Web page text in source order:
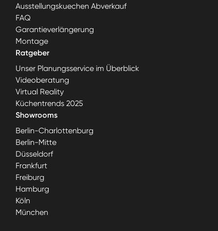
Ausstellungskuechen Abverkauf
FAQ
Garantieverlängerung
Montage
Ratgeber
Unser Planungsservice im Überblick
Videoberatung
Virtual Reality
Küchentrends 2025
Showrooms
Berlin-Charlottenburg
Berlin-Mitte
Düsseldorf
Frankfurt
Freiburg
Hamburg
Köln
München